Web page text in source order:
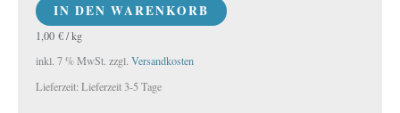
IN DEN WARENKORB
1,00 €/kg
inkl. 7 % MwSt. zzgl. Versandkosten
Lieferzeit:Lieferzeit 3-5 Tage